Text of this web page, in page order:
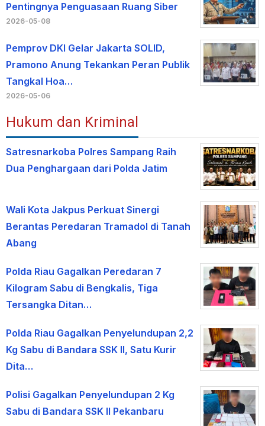
Pentingnya Penguasaan Ruang Siber
2026-05-08
Pemprov DKI Gelar Jakarta SOLID,
Pramono Anung Tekankan Peran Publik
Tangkal Hoa…
2026-05-06
Hukum dan Kriminal
Satresnarkoba Polres Sampang Raih
Dua Penghargaan dari Polda Jatim
Wali Kota Jakpus Perkuat Sinergi
Berantas Peredaran Tramadol di Tanah
Abang
Polda Riau Gagalkan Peredaran 7
Kilogram Sabu di Bengkalis, Tiga
Tersangka Ditan…
Polda Riau Gagalkan Penyelundupan 2,2
Kg Sabu di Bandara SSK II, Satu Kurir
Dita…
Polisi Gagalkan Penyelundupan 2 Kg
Sabu di Bandara SSK II Pekanbaru